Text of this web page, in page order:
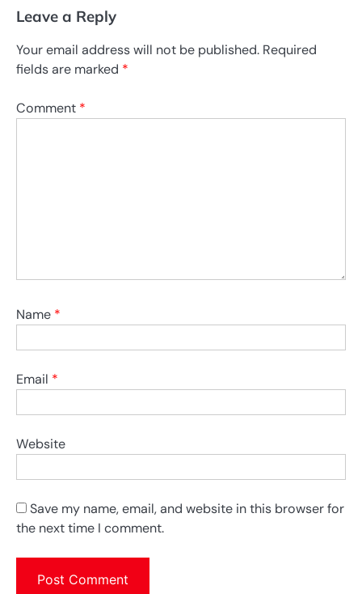
Leave a Reply
Your email address will not be published. Required
fields are marked *
Comment *
Name *
Email *
Website
Save my name, email, and website in this browser for
the next time I comment.